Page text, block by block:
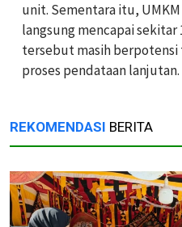
unit. Sementara itu,
langsung mencapai sekitar
tersebut masih
proses pendataan lanjutan.
REKOMENDASI BERITA